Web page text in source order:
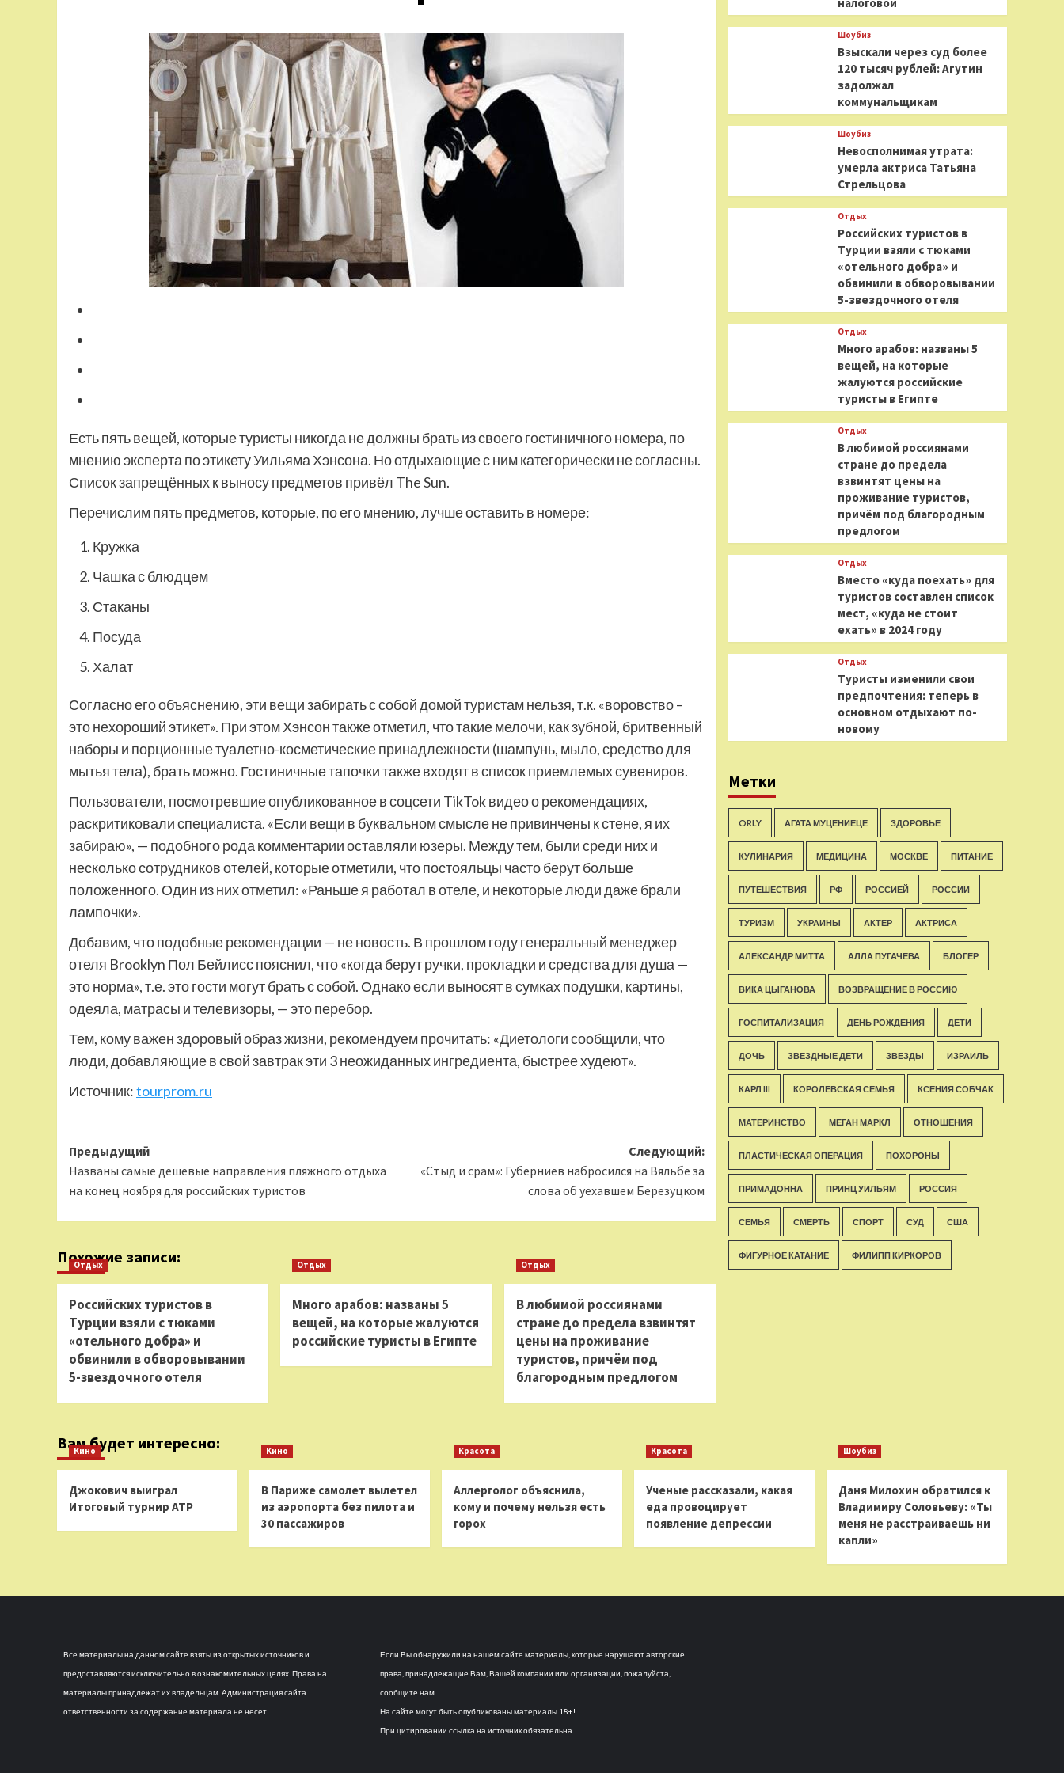
Есть пять вещей, которые туристы никогда не должны брать из своего гостиничного номера, по
мнению эксперта по этикету Уильяма Хэнсона. Но отдыхающие с ним категорически не согласны.
Список запрещённых к выносу предметов привёл The Sun.
Перечислим пять предметов, которые, по его мнению, лучше оставить в номере:
Кружка
Чашка с блюдцем
Стаканы
Посуда
Халат
Согласно его объяснению, эти вещи забирать с собой домой туристам нельзя, т.к. «воровство –
это нехороший этикет». При этом Хэнсон также отметил, что такие мелочи, как зубной, бритвенный
наборы и порционные туалетно-косметические принадлежности (шампунь, мыло, средство для
мытья тела), брать можно. Гостиничные тапочки также входят в список приемлемых сувениров.
Пользователи, посмотревшие опубликованное в соцсети TikTok видео о рекомендациях,
раскритиковали специалиста. «Если вещи в буквальном смысле не привинчены к стене, я их
забираю», — подобного рода комментарии оставляли юзеры. Между тем, были среди них и
несколько сотрудников отелей, которые отметили, что постояльцы часто берут больше
положенного. Один из них отметил: «Раньше я работал в отеле, и некоторые люди даже брали
лампочки».
Добавим, что подобные рекомендации — не новость. В прошлом году генеральный менеджер
отеля Brooklyn Пол Бейлисс пояснил, что «когда берут ручки, прокладки и средства для душа —
это норма», т.е. это гости могут брать с собой. Однако если выносят в сумках подушки, картины,
одеяла, матрасы и телевизоры, — это перебор.
Тем, кому важен здоровый образ жизни, рекомендуем прочитать: «Диетологи сообщили, что
люди, добавляющие в свой завтрак эти 3 неожиданных ингредиента, быстрее худеют».
Источник:tourprom.ru
Навигация
записи
Предыдущий
Названы самые дешевые направления пляжного отдыха
на конец ноября для российских туристов
Следующий:
«Стыд и срам»: Губерниев набросился на Вяльбе за
слова об уехавшем Березуцком
Похожие записи:
Отдых
Российских туристов в
Турции взяли с тюками
«отельного добра» и
обвинили в обворовывании
5-звездочного отеля
Отдых
Много арабов: названы 5
вещей, на которые жалуются
российские туристы в Египте
Отдых
В любимой россиянами
стране до предела взвинтят
цены на проживание
туристов, причём под
благородным предлогом
Шоубиз
Взыскали через суд более
120 тысяч рублей: Агутин
задолжал
коммунальщикам
Шоубиз
Невосполнимая утрата:
умерла актриса Татьяна
Стрельцова
Отдых
Российских туристов в
Турции взяли с тюками
«отельного добра» и
обвинили в обворовывании
5-звездочного отеля
Отдых
Много арабов: названы 5
вещей, на которые
жалуются российские
туристы в Египте
Отдых
В любимой россиянами
стране до предела
взвинтят цены на
проживание туристов,
причём под благородным
предлогом
Отдых
Вместо «куда поехать» для
туристов составлен список
мест, «куда не стоит
ехать» в 2024 году
Отдых
Туристы изменили свои
предпочтения: теперь в
основном отдыхают по-
новому
Метки
ORLY АГАТА МУЦЕНИЕЦЕ ЗДОРОВЬЕ
КУЛИНАРИЯ МЕДИЦИНА МОСКВЕ ПИТАНИЕ
ПУТЕШЕСТВИЯ РФ РОССИЕЙ РОССИИ
ТУРИЗМ УКРАИНЫ АКТЕР АКТРИСА
АЛЕКСАНДР МИТТА АЛЛА ПУГАЧЕВА БЛОГЕР
ВИКА ЦЫГАНОВА ВОЗВРАЩЕНИЕ В РОССИЮ
ГОСПИТАЛИЗАЦИЯ ДЕНЬ РОЖДЕНИЯ ДЕТИ
ДОЧЬ ЗВЕЗДНЫЕ ДЕТИ ЗВЕЗДЫ ИЗРАИЛЬ
КАРЛ III КОРОЛЕВСКАЯ СЕМЬЯ КСЕНИЯ СОБЧАК
МАТЕРИНСТВО МЕГАН МАРКЛ ОТНОШЕНИЯ
ПЛАСТИЧЕСКАЯ ОПЕРАЦИЯ ПОХОРОНЫ
ПРИМАДОННА ПРИНЦ УИЛЬЯМ РОССИЯ
СЕМЬЯ СМЕРТЬ СПОРТ СУД США
ФИГУРНОЕ КАТАНИЕ ФИЛИПП КИРКОРОВ
Вам будет интересно:
Кино
Джокович выиграл
Итоговый турнир ATP
Кино
В Париже самолет вылетел
из аэропорта без пилота и
30 пассажиров
Красота
Аллерголог объяснила,
кому и почему нельзя есть
горох
Красота
Ученые рассказали, какая
еда провоцирует
появление депрессии
Шоубиз
Даня Милохин обратился к
Владимиру Соловьеву: «Ты
меня не расстраиваешь ни
капли»
Все материалы на данном сайте взяты из открытых источников и
предоставляются исключительно в ознакомительных целях. Права на
материалы принадлежат их владельцам. Администрация сайта
ответственности за содержание материала не несет.
Если Вы обнаружили на нашем сайте материалы, которые нарушают авторские
права, принадлежащие Вам, Вашей компании или организации, пожалуйста,
сообщите нам.
На сайте могут быть опубликованы материалы 18+!
При цитировании ссылка на источник обязательна.